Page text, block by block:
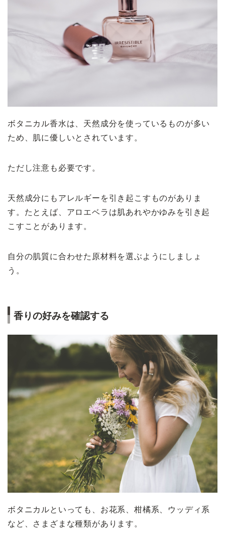
ボタニカル香水は、天然成分を使っているものが多い
ため、肌に優しいとされています。
ただし注意も必要です。
天然成分にもアレルギーを引き起こすものがありま
す。たとえば、アロエベラは肌あれやかゆみを引き起
こすことがあります。
自分の肌質に合わせた原材料を選ぶようにしましょ
う。
香りの好みを確認する
ボタニカルといっても、お花系、柑橘系、ウッディ系
など、さまざまな種類があります。